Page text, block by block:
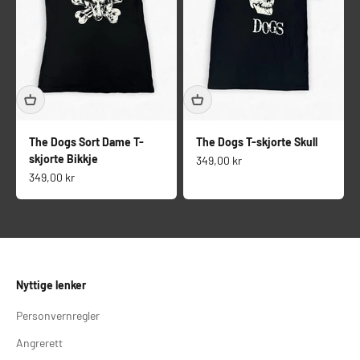
The Dogs Sort Dame T-
skjorte Bikkje
Salgspris
349,00 kr
The Dogs T-skjorte Skull
Salgspris
349,00 kr
Nyttige lenker
Personvernregler
Angrerett